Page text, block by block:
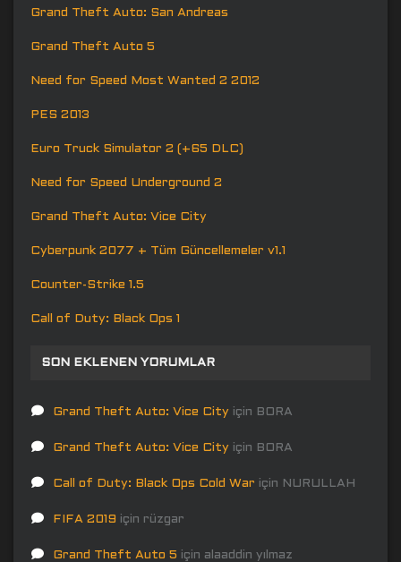
Grand Theft Auto: San Andreas
Grand Theft Auto 5
Need for Speed Most Wanted 2 2012
PES 2013
Euro Truck Simulator 2 (+65 DLC)
Need for Speed Underground 2
Grand Theft Auto: Vice City
Cyberpunk 2077 + Tüm Güncellemeler v1.1
Counter-Strike 1.5
Call of Duty: Black Ops 1
SON EKLENEN YORUMLAR
Grand Theft Auto: Vice City için BORA
Grand Theft Auto: Vice City için BORA
Call of Duty: Black Ops Cold War için NURULLAH
FIFA 2019 için rüzgar
Grand Theft Auto 5 için alaaddin yılmaz